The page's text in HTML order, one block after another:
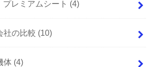
レミアムシート (4)
社の比較 (10)
体 (4)